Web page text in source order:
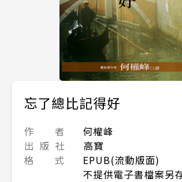
忘了總比記得好
作 者
何權峰
出 版 社
高寶
格 式
EPUB(流動版面)
不提供電子書檔案另